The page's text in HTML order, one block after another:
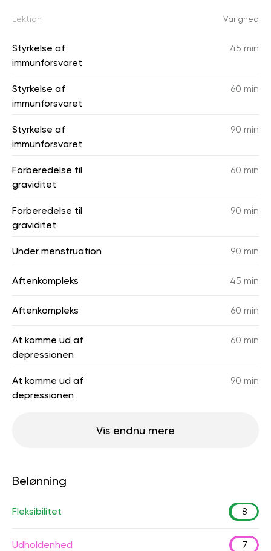
Lektion Varighed
Styrkelse af
immunforsvaret
45 min
Styrkelse af
immunforsvaret
60 min
Styrkelse af
immunforsvaret
90 min
Forberedelse til
graviditet
60 min
Forberedelse til
graviditet
90 min
Under menstruation 90 min
Aftenkompleks 45 min
Aftenkompleks 60 min
At komme ud af
depressionen
60 min
At komme ud af
depressionen
90 min
Vis endnu mere
Belønning
Fleksibilitet 8
Udholdenhed 7